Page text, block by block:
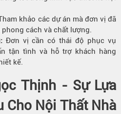
khảo các dự án mà đơn vị đã
cách và chất lượng.
Đơn vị cần có thái độ phục vụ
tận tình và hỗ trợ khách hàng
kế.
Thịnh - Sự Lựa
Cho Nội Thất Nhà